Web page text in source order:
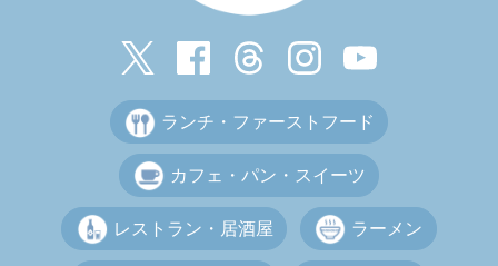
ランチ・ファーストフード
カフェ・パン・スイーツ
レストラン・居酒屋 ラーメン